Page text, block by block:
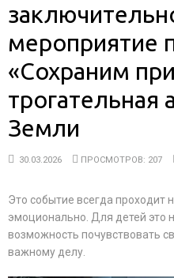
мероприятие
«Сохраним
трогательная
Земли
30.03.2026 ПРОСМОТРОВ: 207
Это событие всегда проходит
эмоционально. Для детей это
возможность почувствовать
важному делу.